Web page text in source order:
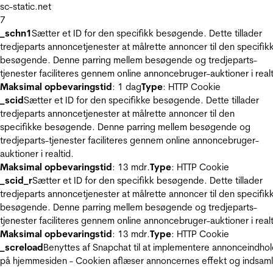
sc-static.net
7
_schn1Sætter et ID for den specifikk besøgende. Dette tillader
tredjeparts annoncetjenester at målrette annoncer til den
besøgende. Denne parring mellem besøgende og tredjeparts-
tjenester faciliteres gennem online annoncebruger-auktioner i
Maksimal opbevaringstid: 1 dagType: HTTP Cookie
_scidSætter et ID for den specifikke besøgende. Dette tillader
tredjeparts annoncetjenester at målrette annoncer til den
specifikke besøgende. Denne parring mellem besøgende og
tredjeparts-tjenester faciliteres gennem online annoncebruger-
auktioner i realtid.
Maksimal opbevaringstid: 13 mdr.Type: HTTP Cookie
_scid_rSætter et ID for den specifikk besøgende. Dette tillader
tredjeparts annoncetjenester at målrette annoncer til den
besøgende. Denne parring mellem besøgende og tredjeparts-
tjenester faciliteres gennem online annoncebruger-auktioner i
Maksimal opbevaringstid: 13 mdr.Type: HTTP Cookie
_screloadBenyttes af Snapchat til at implementere
på hjemmesiden - Cookien aflæser annoncernes effekt og